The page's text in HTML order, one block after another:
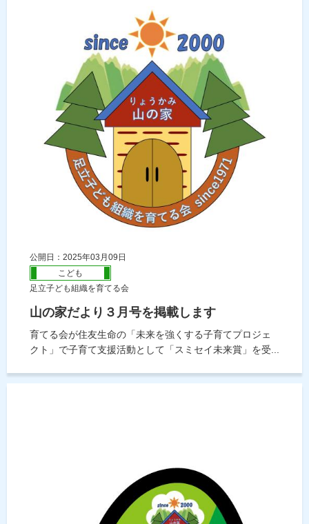
公開日：2025年03月09日
こども
足立子ども組織を育てる会
山の家だより３月号を掲載します
育てる会が住友生命の「未来を強くする子育てプロジェ
クト」で子育て支援活動として「スミセイ未来賞」を受...